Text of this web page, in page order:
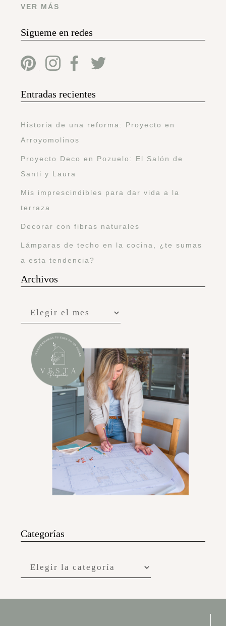
VER MÁS
Sígueme en redes
Entradas recientes
Historia de una reforma: Proyecto en
Arroyomolinos
Proyecto Deco en Pozuelo: El Salón de
Santi y Laura
Mis imprescindibles para dar vida a la
terraza
Decorar con fibras naturales
Lámparas de techo en la cocina, ¿te sumas
a esta tendencia?
Archivos
Categorías